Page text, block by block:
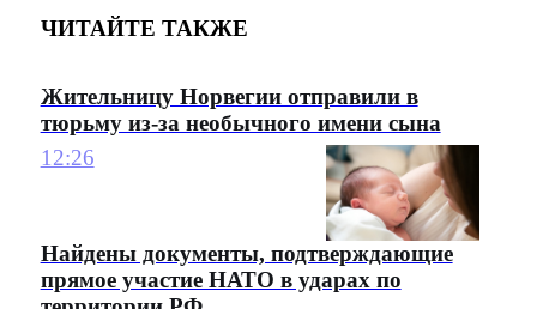
ЧИТАЙТЕ ТАКЖЕ
Жительницу Норвегии отправили в
тюрьму из-за необычного имени сына
12:26
Найдены документы, подтверждающие
прямое участие НАТО в ударах по